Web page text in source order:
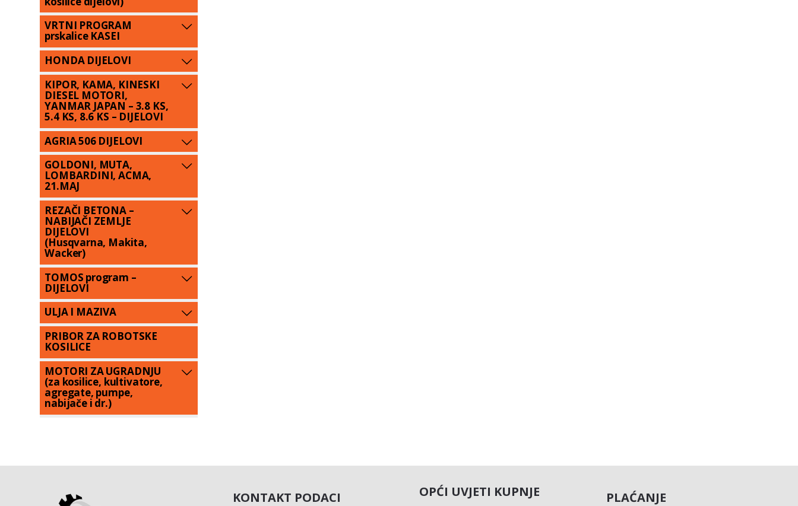
VRTNI PROGRAM
prskalice KASEI
HONDA DIJELOVI
KIPOR, KAMA, KINESKI
DIESEL MOTORI,
YANMAR JAPAN – 3.8 KS,
5.4 KS, 8.6 KS – DIJELOVI
AGRIA 506 DIJELOVI
GOLDONI, MUTA,
LOMBARDINI, ACMA,
21.MAJ
REZAČI BETONA –
NABIJAČI ZEMLJE
DIJELOVI
(Husqvarna, Makita,
Wacker)
TOMOS program –
DIJELOVI
ULJA I MAZIVA
PRIBOR ZA ROBOTSKE
KOSILICE
MOTORI ZA UGRADNJU
(za kosilice, kultivatore,
agregate, pumpe,
nabijače i dr.)
KONTAKT PODACI OPĆI UVJETI KUPNJE PLAĆANJE